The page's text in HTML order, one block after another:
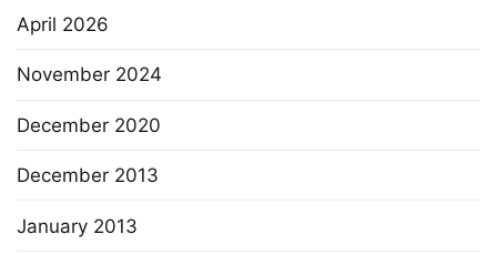
April 2026
November 2024
December 2020
December 2013
January 2013